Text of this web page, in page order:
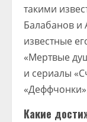
такими
Балабанов и
известные
«Мертвые
и сериалы
Какие